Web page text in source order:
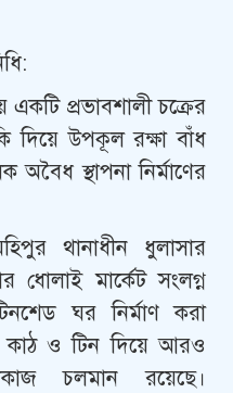
একটি প্রভাবশালী চক্রের
দিয়ে উপকূল রক্ষা বাঁধ
স্থাপনা নির্মাণের
থানাধীন ধুলাসার
ধোলাই মার্কেট সংলগ্ন
ঘর নির্মাণ করা
কাঠ ও টিন দিয়ে আরও
চলমান রয়েছে।